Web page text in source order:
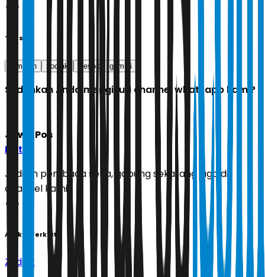
Tags
ramalan zodiak Besok gemini
Sudahkah Anda mengikuti channel whatsapp kami?
Jawa Pos
Ikuti
Jadilah pembaca setia, gabung sekarang juga di
channel kami!
Artikel Terkait
Zodiak